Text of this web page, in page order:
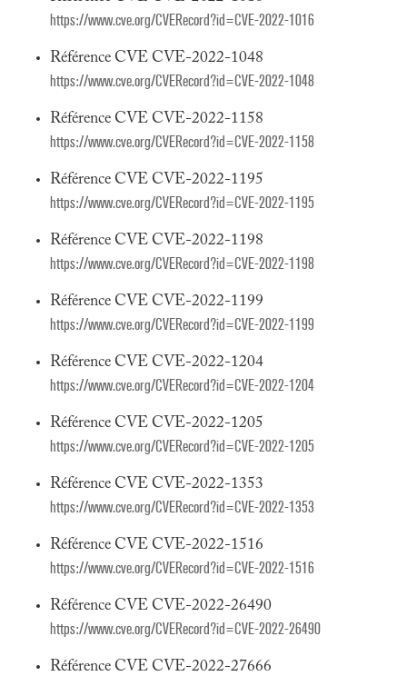
https://www.cve.org/CVERecord?id=CVE-2022-1016
Référence CVE CVE-2022-1048
https://www.cve.org/CVERecord?id=CVE-2022-1048
Référence CVE CVE-2022-1158
https://www.cve.org/CVERecord?id=CVE-2022-1158
Référence CVE CVE-2022-1195
https://www.cve.org/CVERecord?id=CVE-2022-1195
Référence CVE CVE-2022-1198
https://www.cve.org/CVERecord?id=CVE-2022-1198
Référence CVE CVE-2022-1199
https://www.cve.org/CVERecord?id=CVE-2022-1199
Référence CVE CVE-2022-1204
https://www.cve.org/CVERecord?id=CVE-2022-1204
Référence CVE CVE-2022-1205
https://www.cve.org/CVERecord?id=CVE-2022-1205
Référence CVE CVE-2022-1353
https://www.cve.org/CVERecord?id=CVE-2022-1353
Référence CVE CVE-2022-1516
https://www.cve.org/CVERecord?id=CVE-2022-1516
Référence CVE CVE-2022-26490
https://www.cve.org/CVERecord?id=CVE-2022-26490
Référence CVE CVE-2022-27666